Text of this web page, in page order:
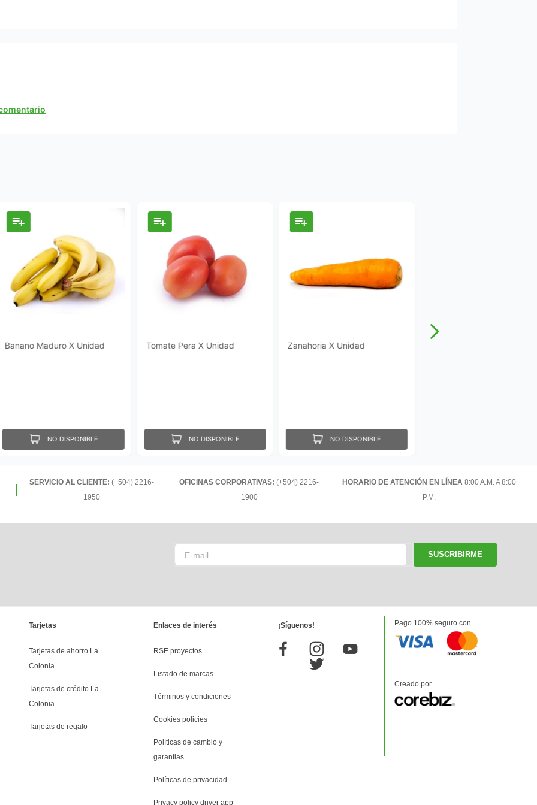
Banano Maduro X Unidad
NO DISPONIBLE
Tomate Pera X Unidad
NO DISPONIBLE
Zanahoria X Unidad
NO DISPONIBLE
SERVICIO AL CLIENTE: (+504) 2216-
1950
OFICINAS CORPORATIVAS: (+504) 2216-
1900
HORARIO DE ATENCIÓN EN LÍNEA 8:00 A.M. A 8:00
P.M.
SUSCRIBIRME
Tarjetas
Tarjetas de ahorro La
Colonia
Tarjetas de crédito La
Colonia
Tarjetas de regalo
Enlaces de interés
RSE proyectos
Listado de marcas
Términos y condiciones
Cookies policies
Políticas de cambio y
garantias
Políticas de privacidad
Privacy policy driver app
¡Síguenos! Pago 100% seguro con
Creado por